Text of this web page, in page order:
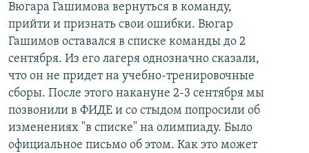
Вюгара Гашимова вернуться в команду,
прийти и признать свои ошибки. Вюгар
Гашимов оставался в списке команды до 2
сентября. Из его лагеря однозначно сказали,
что он не придет на учебно-тренировочные
сборы. После этого накануне 2-3 сентября мы
позвонили в ФИДЕ и со стыдом попросили об
изменениях "в списке" на олимпиаду. Было
официальное письмо об этом. Как это может